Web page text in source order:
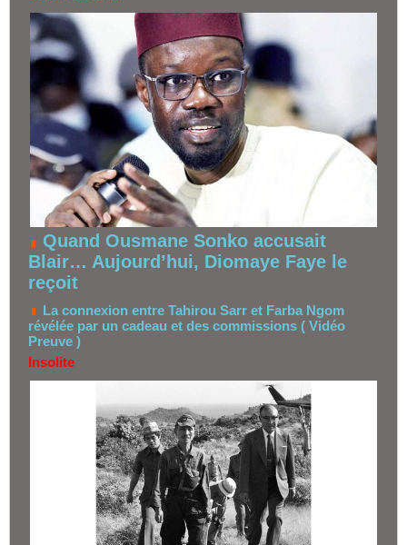
Quand Ousmane Sonko accusait
Blair… Aujourd’hui, Diomaye Faye le
reçoit
La connexion entre Tahirou Sarr et Farba Ngom
révélée par un cadeau et des commissions ( Vidéo
Preuve )
Insolite